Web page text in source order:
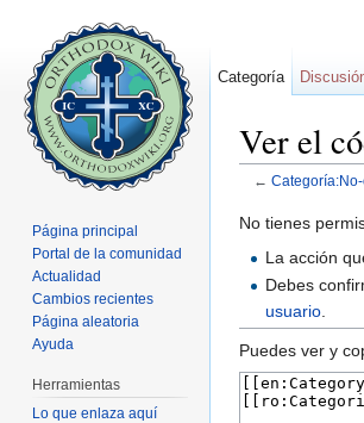
Ver el
←
No tienes
La acción
Debes
usuario
Puedes ver y
Categoría
Página principal
Portal de la comunidad
Actualidad
Cambios recientes
Página aleatoria
Ayuda
Herramientas
Lo que enlaza aquí